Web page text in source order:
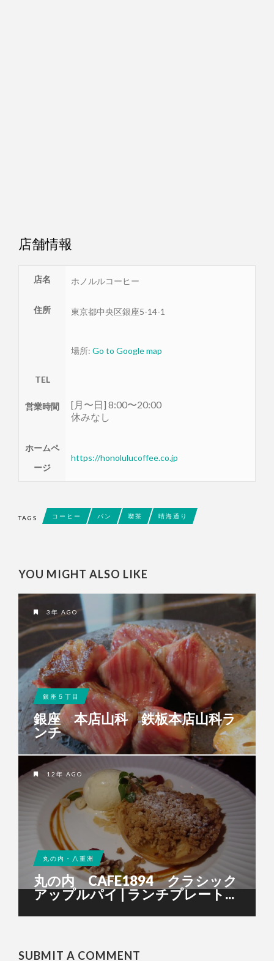
店舗情報
店名 ホノルルコーヒー
住所 東京都中央区銀座5-14-1
場所: Go to Google map
TEL
営業時間
[月〜日] 8:00〜20:00
休みなし
ホームペ
ージ
https://honolulucoffee.co.jp
TAGS コーヒー パン 喫茶 晴海通り
YOU MIGHT ALSO LIKE
3年 AGO
銀座５丁目
銀座 本店山科 鉄板本店山科ラ
ンチ
12年 AGO
丸の内・八重洲
丸の内 CAFE1894 クラシック
アップルパイ | ランチプレート...
SUBMIT A COMMENT